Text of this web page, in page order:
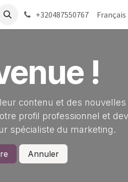
+320487550767 Français
!
contenu et des nouvelles
profil professionnel et
spécialiste du marketing.
Annuler